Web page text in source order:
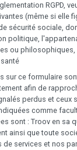
RGPD,
(même si elle
sécurité sociale,
politique,
ou
sur ce formulaire
afin de
perdus et ceux
comme
sont : Troov en sa
ainsi que toute
services et nos